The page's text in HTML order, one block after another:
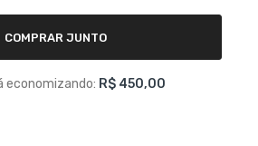
COMPRAR JUNTO
economizando: R$ 450,00